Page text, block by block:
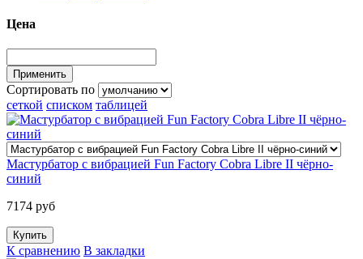
Цена
Сортировать по
сеткой списком таблицей
Мастурбатор с вибрацией Fun Factory Cobra Libre II чёрно-
синий
7174 руб
К сравнению В закладки